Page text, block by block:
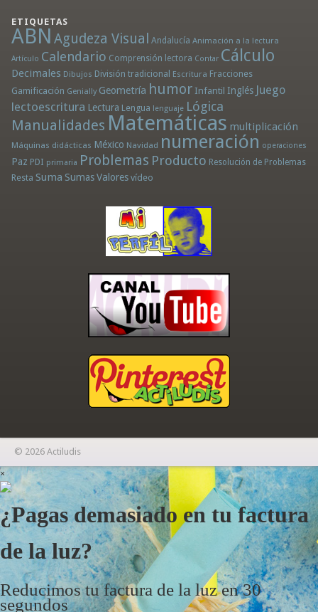
ETIQUETAS
ABN Agudeza Visual Andalucía Animación a la lectura
Artículo Calendario Comprensión lectora Contar Cálculo
Decimales Dibujos División tradicional Escritura Fracciones
Gamificación Genially Geometría humor Infantil Inglés Juego
lectoescritura Lectura Lengua lenguaje Lógica
Manualidades Matemáticas multiplicación
Máquinas didácticas México Navidad numeración operaciones
Paz PDI primaria Problemas Producto Resolución de Problemas
Resta Suma Sumas Valores vídeo
© 2026 Actiludis
×
¿Pagas demasiado en tu factura
de la luz?
Reducimos tu factura de la luz en 30
segundos